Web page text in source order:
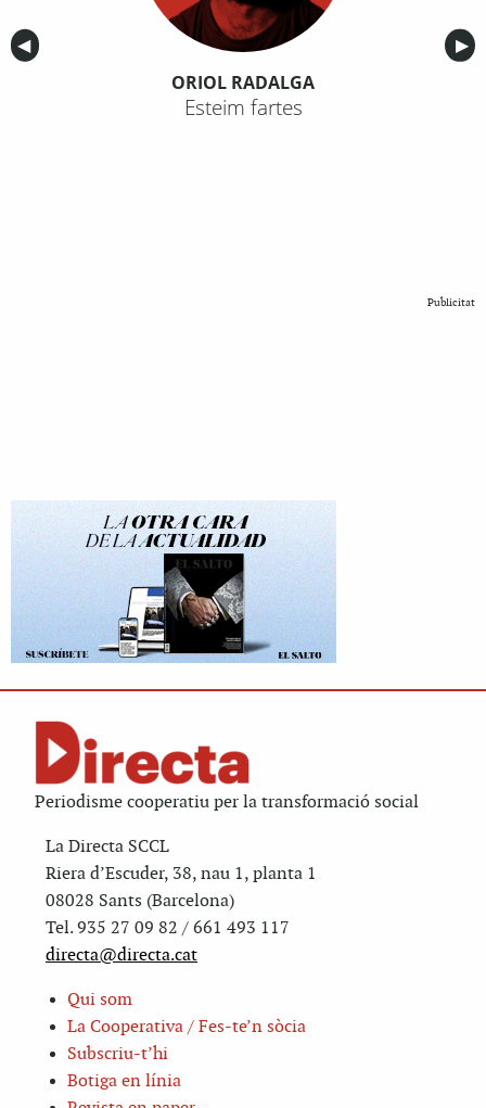
Anterior
◀︎ ▶︎
ORIOL RADALGA
Esteim fartes
Publicitat
Periodisme cooperatiu per la transformació social
La Directa SCCL
Riera d’Escuder, 38, nau 1, planta 1
08028 Sants (Barcelona)
Tel. 935 27 09 82 / 661 493 117
directa@directa.cat
Qui som
La Cooperativa / Fes-te’n sòcia
Subscriu-t’hi
Botiga en línia